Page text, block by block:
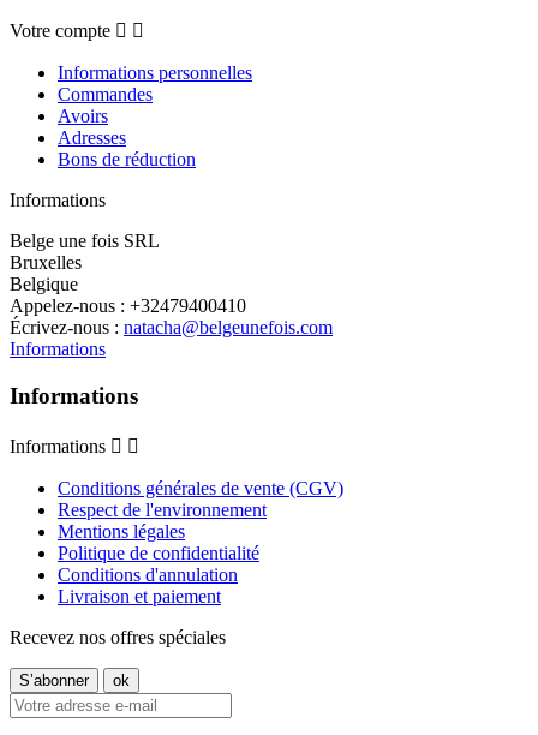
Votre compte  
Informations personnelles
Commandes
Avoirs
Adresses
Bons de réduction
Informations
Belge une fois SRL
Bruxelles
Belgique
Appelez-nous : +32479400410
Écrivez-nous : natacha@belgeunefois.com
Informations
Informations
Informations  
Conditions générales de vente (CGV)
Respect de l'environnement
Mentions légales
Politique de confidentialité
Conditions d'annulation
Livraison et paiement
Recevez nos offres spéciales